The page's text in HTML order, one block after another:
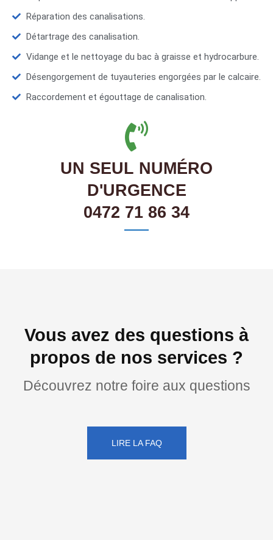
Réparation des canalisations.
Détartrage des canalisation.
Vidange et le nettoyage du bac à graisse et hydrocarbure.
Désengorgement de tuyauteries engorgées par le calcaire.
Raccordement et égouttage de canalisation.
UN SEUL NUMÉRO
D'URGENCE
0472 71 86 34
Vous avez des questions à
propos de nos services ?
Découvrez notre foire aux questions
LIRE LA FAQ